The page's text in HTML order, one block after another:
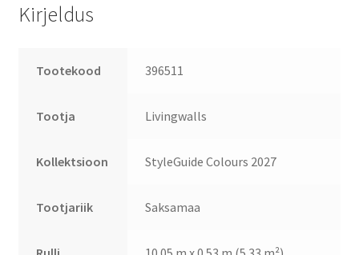
Kirjeldus
Tootekood 396511
Tootja Livingwalls
Kollektsioon StyleGuide Colours 2027
Tootjariik Saksamaa